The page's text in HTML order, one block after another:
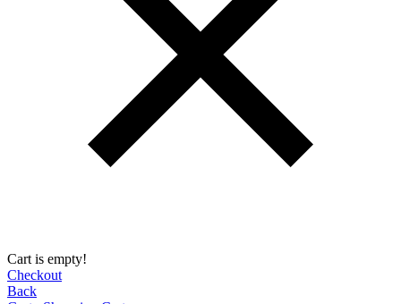
Cart is empty!
Checkout
Back